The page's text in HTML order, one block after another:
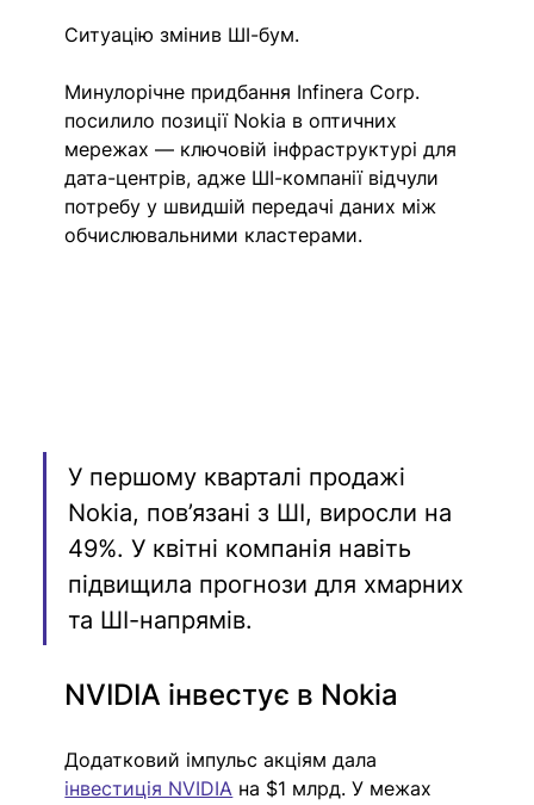
Ситуацію змінив ШІ-бум.
Минулорічне придбання Infinera Corp.
посилило позиції Nokia в оптичних
мережах — ключовій інфраструктурі для
дата-центрів, адже ШІ-компанії відчули
потребу у швидшій передачі даних між
обчислювальними кластерами.
У першому кварталі продажі
Nokia, пов’язані з ШІ, виросли на
49%. У квітні компанія навіть
підвищила прогнози для хмарних
та ШІ-напрямів.
NVIDIA інвестує в Nokia
Додатковий імпульс акціям дала
інвестиція NVIDIA на $1 млрд. У межах